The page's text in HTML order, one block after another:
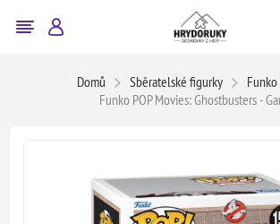
Domů Sběratelské figurky
Funko
Funko POP Movies: Ghostbusters -